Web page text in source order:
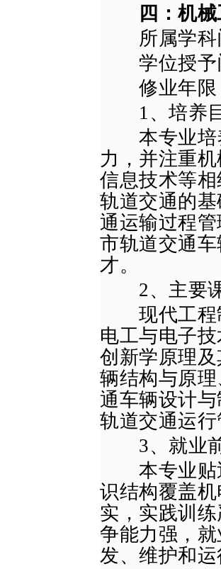
四：机
所属学科
学位授予
修业年限
1 、培养
本专业培
力，并注重
信息技术等
轨道交通的
通运输过程
市轨道交通
才。
2 、主要
现代工程制
电工与电子
创新学原理
辆结构与原
通车辆设计
轨道交通运
3、就业
本专业贴近
识结构覆盖
实，实践训
争能力强，
发、维护和